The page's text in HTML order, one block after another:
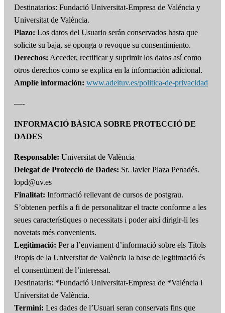
Destinatarios: Fundació Universitat-Empresa de Valéncia y
Universitat de València.
Plazo: Los datos del Usuario serán conservados hasta que
solicite su baja, se oponga o revoque su consentimiento.
Derechos: Acceder, rectificar y suprimir los datos así como
otros derechos como se explica en la información adicional.
Amplíe información: www.adeituv.es/politica-de-privacidad
—-
INFORMACIÓ BÀSICA SOBRE PROTECCIÓ DE
DADES
Responsable: Universitat de València
Delegat de Protecció de Dades: Sr. Javier Plaza Penadés.
lopd@uv.es
Finalitat: Informació rellevant de cursos de postgrau.
S’obtenen perfils a fi de personalitzar el tracte conforme a les
seues característiques o necessitats i poder així dirigir-li les
novetats més convenients.
Legitimació: Per a l’enviament d’informació sobre els Títols
Propis de la Universitat de València la base de legitimació és
el consentiment de l’interessat.
Destinataris: *Fundació Universitat-Empresa de *Valéncia i
Universitat de València.
Termini: Les dades de l’Usuari seran conservats fins que